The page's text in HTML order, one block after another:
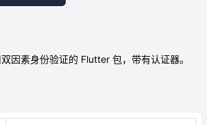
因素身份验证的 Flutter 包，带有认证器。